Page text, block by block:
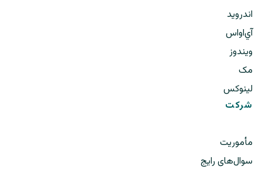
اندروید
آي‌او‌اس
ویندوز
مک
لینوکس
شرکت
مأموریت
سوال‌های رایج